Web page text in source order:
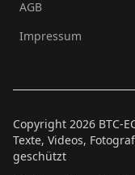
AGB
Impressum
Copyright 2026 BTC-
Texte, Videos,
geschützt